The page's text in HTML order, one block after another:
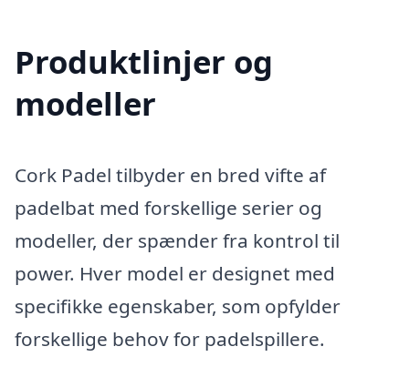
Produktlinjer og
modeller
Cork Padel tilbyder en bred vifte af
padelbat med forskellige serier og
modeller, der spænder fra kontrol til
power. Hver model er designet med
specifikke egenskaber, som opfylder
forskellige behov for padelspillere.